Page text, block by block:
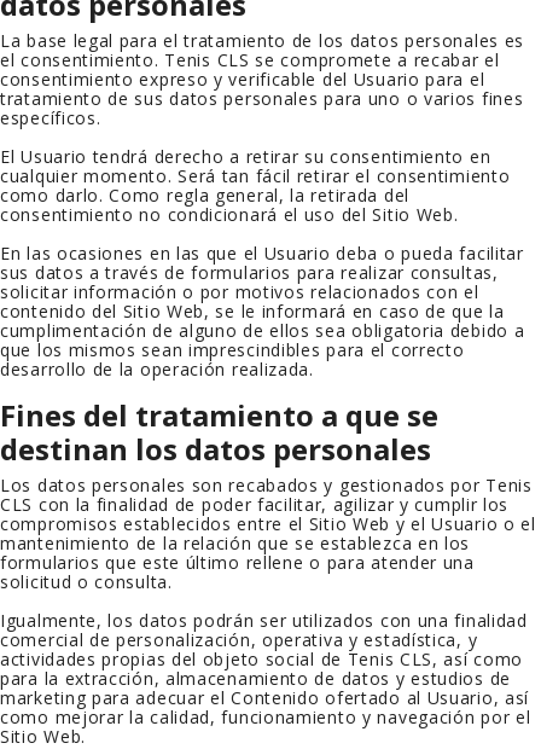
La base legal para el tratamiento de los datos personales es
el consentimiento. Tenis CLS se compromete a recabar el
consentimiento expreso y verificable del Usuario para el
tratamiento de sus datos personales para uno o varios fines
específicos.
El Usuario tendrá derecho a retirar su consentimiento en
cualquier momento. Será tan fácil retirar el consentimiento
como darlo. Como regla general, la retirada del
consentimiento no condicionará el uso del Sitio Web.
En las ocasiones en las que el Usuario deba o pueda facilitar
sus datos a través de formularios para realizar consultas,
solicitar información o por motivos relacionados con el
contenido del Sitio Web, se le informará en caso de que la
cumplimentación de alguno de ellos sea obligatoria debido a
que los mismos sean imprescindibles para el correcto
desarrollo de la operación realizada.
Fines del tratamiento a que se
destinan los datos personales
Los datos personales son recabados y gestionados por Tenis
CLS con la finalidad de poder facilitar, agilizar y cumplir los
compromisos establecidos entre el Sitio Web y el Usuario o el
mantenimiento de la relación que se establezca en los
formularios que este último rellene o para atender una
solicitud o consulta.
Igualmente, los datos podrán ser utilizados con una finalidad
comercial de personalización, operativa y estadística, y
actividades propias del objeto social de Tenis CLS, así como
para la extracción, almacenamiento de datos y estudios de
marketing para adecuar el Contenido ofertado al Usuario, así
como mejorar la calidad, funcionamiento y navegación por el
Sitio Web.